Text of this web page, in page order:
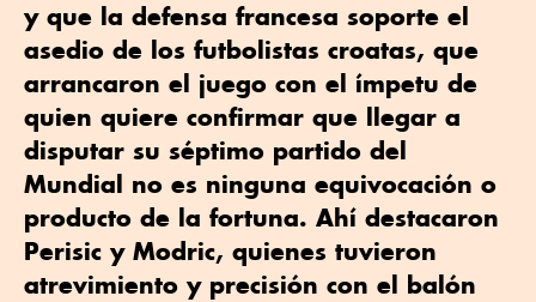
y que la defensa francesa soporte el
asedio de los futbolistas croatas, que
arrancaron el juego con el ímpetu de
quien quiere confirmar que llegar a
disputar su séptimo partido del
Mundial no es ninguna equivocación o
producto de la fortuna. Ahí destacaron
Perisic y Modric, quienes tuvieron
atrevimiento y precisión con el balón